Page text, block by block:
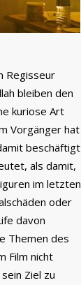
Regisseur
bleiben den
kuriose Art
Vorgänger hat
beschäftigt
als damit,
im letzten
oder
davon
Themen des
Film nicht
Ziel zu